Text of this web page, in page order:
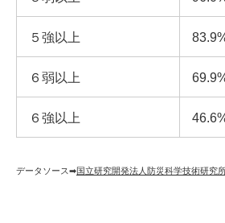
５強以上
６弱以上
６強以上
データソース➡︎国立研究開発法人防災科学技術研究